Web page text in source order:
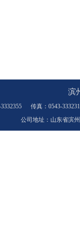
滨
3332355 传真：0543-
公司地址：山东省滨